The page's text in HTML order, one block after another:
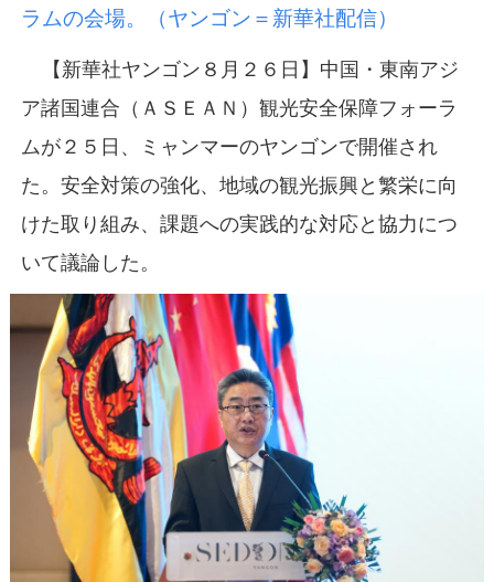
ラムの会場。（ヤンゴン＝新華社配信）
【新華社ヤンゴン８月２６日】中国・東南アジ
ア諸国連合（ＡＳＥＡＮ）観光安全保障フォーラ
ムが２５日、ミャンマーのヤンゴンで開催され
た。安全対策の強化、地域の観光振興と繁栄に向
けた取り組み、課題への実践的な対応と協力につ
いて議論した。